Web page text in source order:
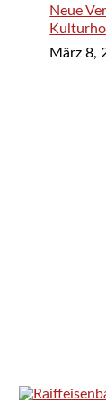
Neue
März 8,